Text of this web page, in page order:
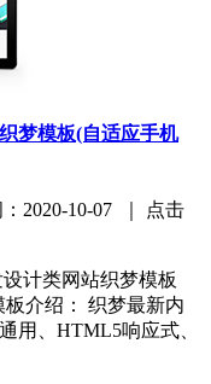
梦模板(自适应手机
：2020-10-07 ｜ 点击
计类网站织梦模板
介绍： 织梦最新内
用、HTML5响应式、